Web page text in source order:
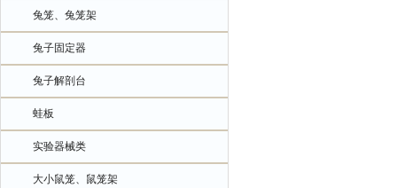
兔笼、兔笼架
兔子固定器
兔子解剖台
蛙板
实验器械类
大小鼠笼、鼠笼架